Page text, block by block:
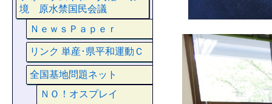
境 原水禁国民会議
ＮｅｗｓＰａｐｅｒ
リンク 単産･県平和運動Ｃ
全国基地問題ネット
ＮＯ！オスプレイ